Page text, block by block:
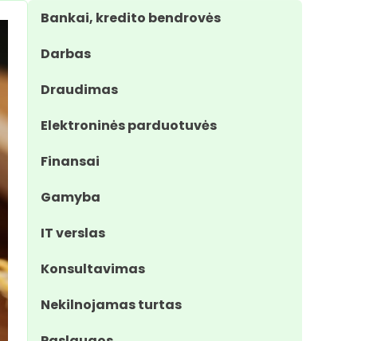
Bankai, kredito bendrovės
Darbas
Draudimas
Elektroninės parduotuvės
Finansai
Gamyba
IT verslas
Konsultavimas
Nekilnojamas turtas